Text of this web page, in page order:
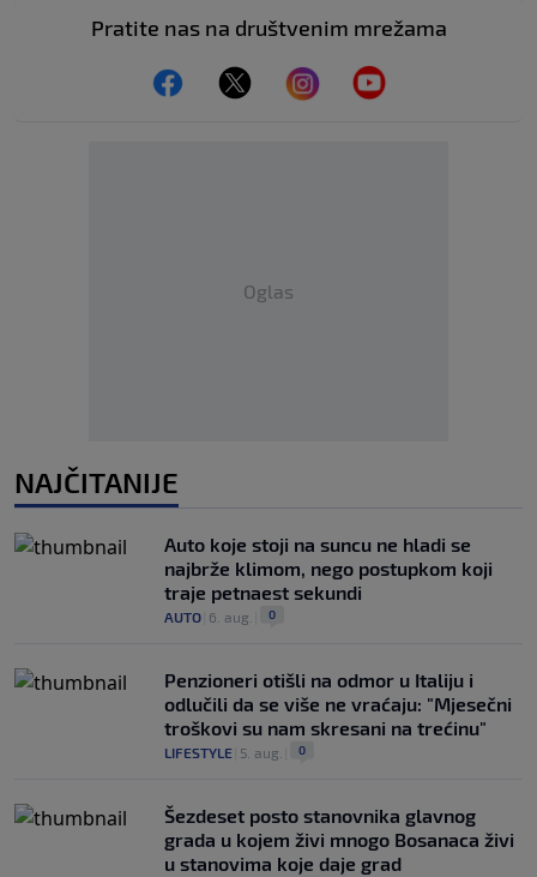
Pratite nas na društvenim mrežama
Oglas
NAJČITANIJE
Auto koje stoji na suncu ne hladi se
najbrže klimom, nego postupkom koji
traje petnaest sekundi
AUTO 6. aug. 0
Penzioneri otišli na odmor u Italiju i
odlučili da se više ne vraćaju: "Mjesečni
troškovi su nam skresani na trećinu"
LIFESTYLE 5. aug. 0
Šezdeset posto stanovnika glavnog
grada u kojem živi mnogo Bosanaca živi
u stanovima koje daje grad